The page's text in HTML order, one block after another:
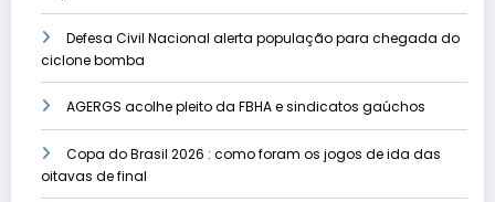
Defesa Civil Nacional alerta população para chegada do
ciclone bomba
AGERGS acolhe pleito da FBHA e sindicatos gaúchos
Copa do Brasil 2026 : como foram os jogos de ida das
oitavas de final